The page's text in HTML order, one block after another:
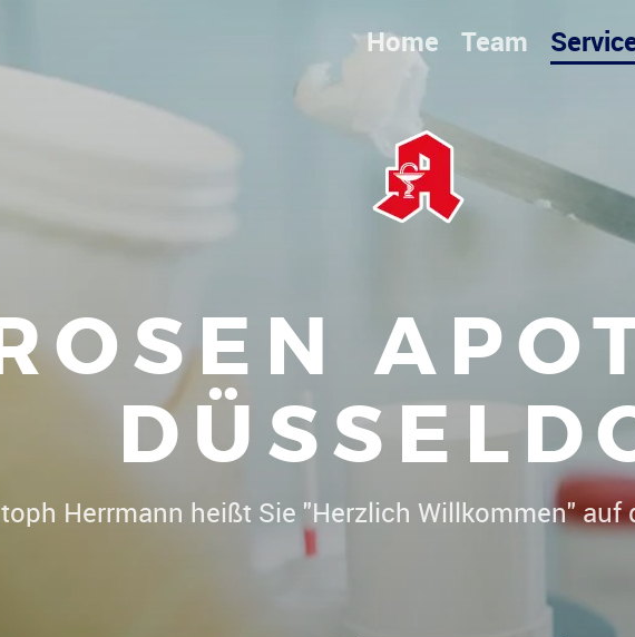
Home Team
Dr. Christoph Herrmann heißt Sie